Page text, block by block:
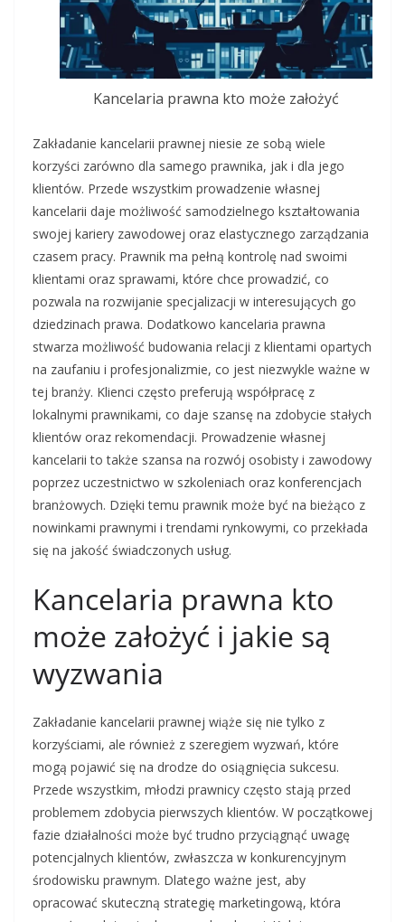
Kancelaria prawna kto może założyć
Zakładanie kancelarii prawnej niesie ze sobą wiele
korzyści zarówno dla samego prawnika, jak i dla jego
klientów. Przede wszystkim prowadzenie własnej
kancelarii daje możliwość samodzielnego kształtowania
swojej kariery zawodowej oraz elastycznego zarządzania
czasem pracy. Prawnik ma pełną kontrolę nad swoimi
klientami oraz sprawami, które chce prowadzić, co
pozwala na rozwijanie specjalizacji w interesujących go
dziedzinach prawa. Dodatkowo kancelaria prawna
stwarza możliwość budowania relacji z klientami opartych
na zaufaniu i profesjonalizmie, co jest niezwykle ważne w
tej branży. Klienci często preferują współpracę z
lokalnymi prawnikami, co daje szansę na zdobycie stałych
klientów oraz rekomendacji. Prowadzenie własnej
kancelarii to także szansa na rozwój osobisty i zawodowy
poprzez uczestnictwo w szkoleniach oraz konferencjach
branżowych. Dzięki temu prawnik może być na bieżąco z
nowinkami prawnymi i trendami rynkowymi, co przekłada
się na jakość świadczonych usług.
Kancelaria prawna kto
może założyć i jakie są
wyzwania
Zakładanie kancelarii prawnej wiąże się nie tylko z
korzyściami, ale również z szeregiem wyzwań, które
mogą pojawić się na drodze do osiągnięcia sukcesu.
Przede wszystkim, młodzi prawnicy często stają przed
problemem zdobycia pierwszych klientów. W początkowej
fazie działalności może być trudno przyciągnąć uwagę
potencjalnych klientów, zwłaszcza w konkurencyjnym
środowisku prawnym. Dlatego ważne jest, aby
opracować skuteczną strategię marketingową, która